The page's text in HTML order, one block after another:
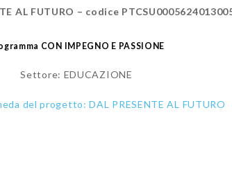
AL FUTURO – codice
CON IMPEGNO E PASSIONE
Settore: EDUCAZIONE
del progetto: DAL PRESENTE AL FUTURO